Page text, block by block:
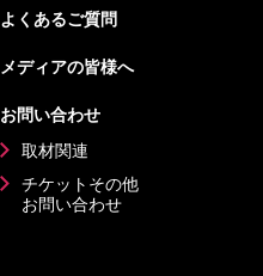
よくあるご質問
メディアの皆様へ
お問い合わせ
取材関連
チケットその他
お問い合わせ